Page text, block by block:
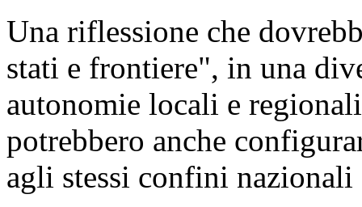
Una riflessione che
stati e frontiere", in una
autonomie locali e
potrebbero anche
agli stessi confini